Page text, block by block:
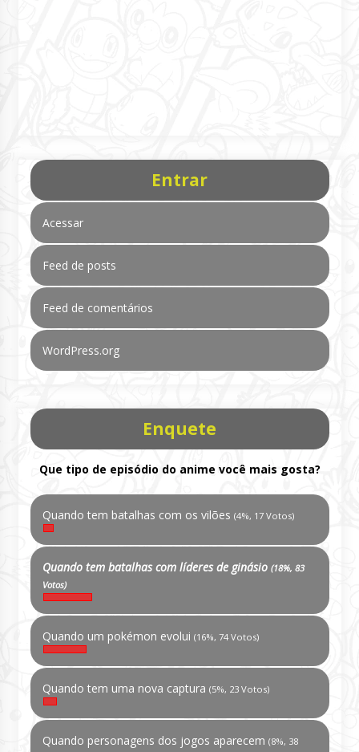
Entrar
Acessar
Feed de posts
Feed de comentários
WordPress.org
Enquete
Que tipo de episódio do anime você mais gosta?
Quando tem batalhas com os vilões (4%, 17 Votos)
Quando tem batalhas com líderes de ginásio (18%, 83
Votos)
Quando um pokémon evolui (16%, 74 Votos)
Quando tem uma nova captura (5%, 23 Votos)
Quando personagens dos jogos aparecem (8%, 38